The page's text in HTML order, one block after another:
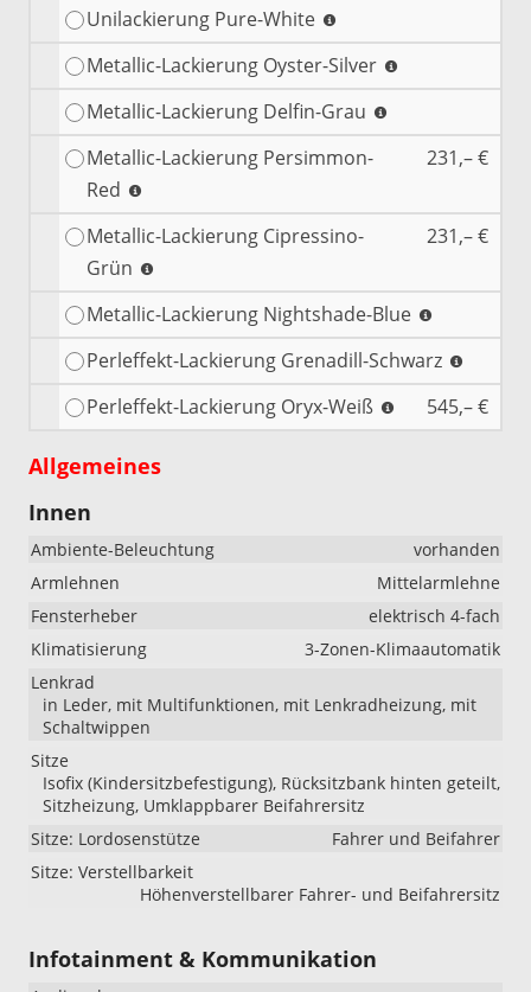
Unilackierung Pure-White
Metallic-Lackierung Oyster-Silver
Metallic-Lackierung Delfin-Grau
Metallic-Lackierung Persimmon-
Red
231,– €
Metallic-Lackierung Cipressino-
Grün
231,– €
Metallic-Lackierung Nightshade-Blue
Perleffekt-Lackierung Grenadill-Schwarz
Perleffekt-Lackierung Oryx-Weiß
545,– €
Allgemeines
Innen
Ambiente-Beleuchtung
vorhanden
Armlehnen
Mittelarmlehne
Fensterheber
elektrisch 4-fach
Klimatisierung
3-Zonen-Klimaautomatik
Lenkrad
in Leder, mit Multifunktionen, mit Lenkradheizung, mit
Schaltwippen
Sitze
Isofix (Kindersitzbefestigung), Rücksitzbank hinten geteilt,
Sitzheizung, Umklappbarer Beifahrersitz
Sitze: Lordosenstütze
Fahrer und Beifahrer
Sitze: Verstellbarkeit
Höhenverstellbarer Fahrer- und Beifahrersitz
Infotainment & Kommunikation